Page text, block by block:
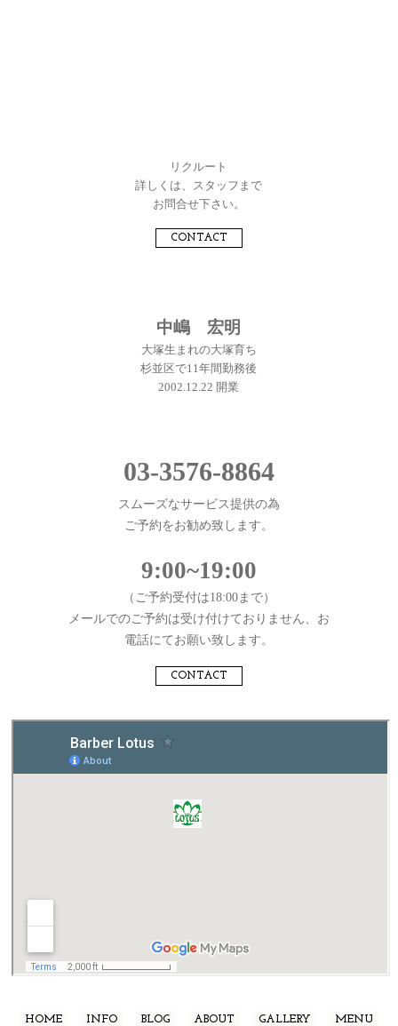
リクルート
詳しくは、スタッフまで
お問合せ下さい。
CONTACT
中嶋 宏明
大塚生まれの大塚育ち
杉並区で11年間勤務後
2002.12.22 開業
03-3576-8864
スムーズなサービス提供の為
ご予約をお勧め致します。
9:00~19:00
（ご予約受付は18:00まで）
メールでのご予約は受け付けておりません、お
電話にてお願い致します。
CONTACT
HOME INFO BLOG ABOUT GALLERY MENU